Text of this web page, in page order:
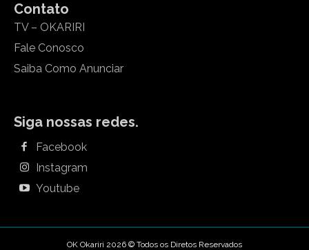
Contato
TV – OKARIRI
Fale Conosco
Saiba Como Anunciar
Siga nossas redes.
Facebook
Instagram
Youtube
OK Okariri 2026 © Todos os Diretos Reservados